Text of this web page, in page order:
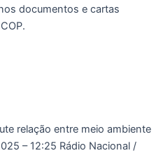
documentos e cartas
relação entre meio ambiente
– 12:25 Rádio Nacional /